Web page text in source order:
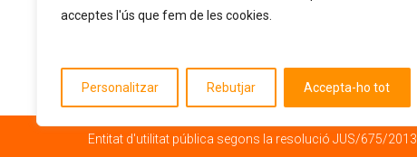
acceptes l'ús que fem de les cookies.
Personalitzar Rebutjar Accepta-ho tot
Entitat d'utilitat pública segons la resolució JUS/675/2013